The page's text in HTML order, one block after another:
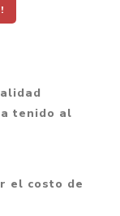
tenido al
el costo de